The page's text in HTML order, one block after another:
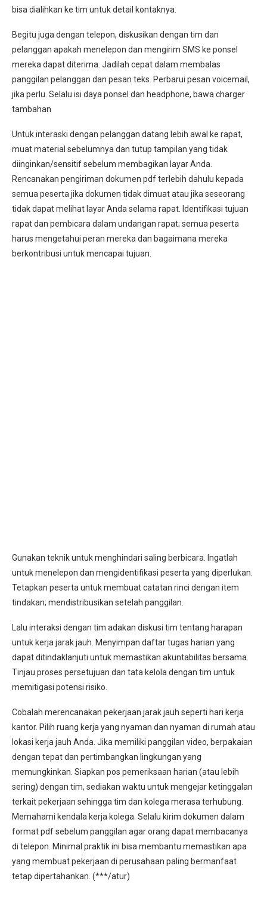
bisa dialihkan ke tim untuk detail kontaknya.
Begitu juga dengan telepon, diskusikan dengan tim dan
pelanggan apakah menelepon dan mengirim SMS ke ponsel
mereka dapat diterima. Jadilah cepat dalam membalas
panggilan pelanggan dan pesan teks. Perbarui pesan voicemail,
jika perlu. Selalu isi daya ponsel dan headphone, bawa charger
tambahan
Untuk interaski dengan pelanggan datang lebih awal ke rapat,
muat material sebelumnya dan tutup tampilan yang tidak
diinginkan/sensitif sebelum membagikan layar Anda.
Rencanakan pengiriman dokumen pdf terlebih dahulu kepada
semua peserta jika dokumen tidak dimuat atau jika seseorang
tidak dapat melihat layar Anda selama rapat. Identifikasi tujuan
rapat dan pembicara dalam undangan rapat; semua peserta
harus mengetahui peran mereka dan bagaimana mereka
berkontribusi untuk mencapai tujuan.
Gunakan teknik untuk menghindari saling berbicara. Ingatlah
untuk menelepon dan mengidentifikasi peserta yang diperlukan.
Tetapkan peserta untuk membuat catatan rinci dengan item
tindakan; mendistribusikan setelah panggilan.
Lalu interaksi dengan tim adakan diskusi tim tentang harapan
untuk kerja jarak jauh. Menyimpan daftar tugas harian yang
dapat ditindaklanjuti untuk memastikan akuntabilitas bersama.
Tinjau proses persetujuan dan tata kelola dengan tim untuk
memitigasi potensi risiko.
Cobalah merencanakan pekerjaan jarak jauh seperti hari kerja
kantor. Pilih ruang kerja yang nyaman dan nyaman di rumah atau
lokasi kerja jauh Anda. Jika memiliki panggilan video, berpakaian
dengan tepat dan pertimbangkan lingkungan yang
memungkinkan. Siapkan pos pemeriksaan harian (atau lebih
sering) dengan tim, sediakan waktu untuk mengejar ketinggalan
terkait pekerjaan sehingga tim dan kolega merasa terhubung.
Memahami kendala kerja kolega. Selalu kirim dokumen dalam
format pdf sebelum panggilan agar orang dapat membacanya
di telepon. Minimal praktik ini bisa membantu memastikan apa
yang membuat pekerjaan di perusahaan paling bermanfaat
tetap dipertahankan. (***/atur)